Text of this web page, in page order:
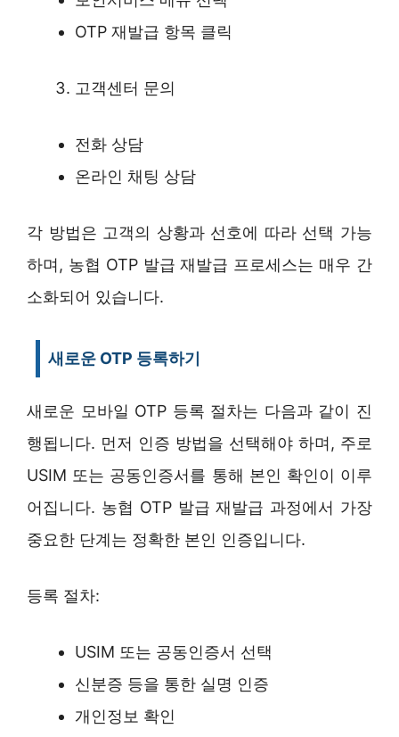
OTP 재발급 항목 클릭
고객센터 문의
전화 상담
온라인 채팅 상담
각 방법은 고객의 상황과 선호에 따라 선택 가능
하며, 농협 OTP 발급 재발급 프로세스는 매우 간
소화되어 있습니다.
새로운 OTP 등록하기
새로운 모바일 OTP 등록 절차는 다음과 같이 진
행됩니다. 먼저 인증 방법을 선택해야 하며, 주로
USIM 또는 공동인증서를 통해 본인 확인이 이루
어집니다. 농협 OTP 발급 재발급 과정에서 가장
중요한 단계는 정확한 본인 인증입니다.
등록 절차:
USIM 또는 공동인증서 선택
신분증 등을 통한 실명 인증
개인정보 확인